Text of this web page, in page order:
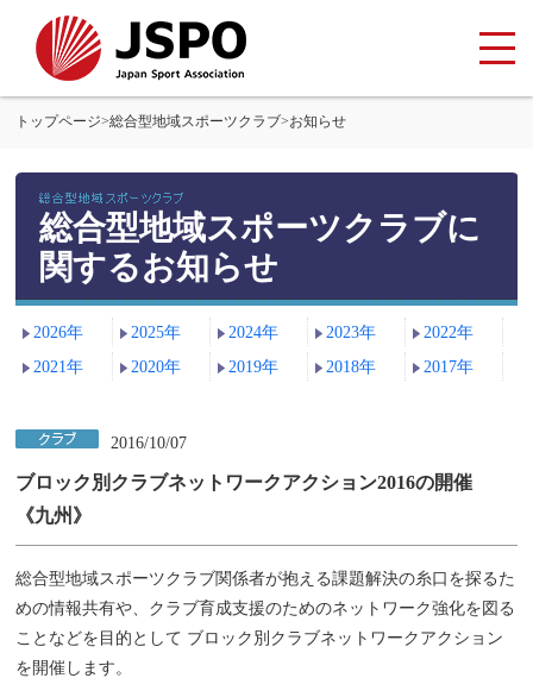
トップページ>総合型地域スポーツクラブ>お知らせ
総合型地域スポーツクラブに
関するお知らせ
2026年 2025年 2024年 2023年
2022年
2021年
2020年 2019年 2018年 2017年
2016/10/07
ブロック別クラブネットワークアクション2016の開催
《九州》
総合型地域スポーツクラブ関係者が抱える課題解決の糸口を探るた
めの情報共有や、クラブ育成支援のためのネットワーク強化を図る
ことなどを目的として ブロック別クラブネットワークアクション
を開催します。